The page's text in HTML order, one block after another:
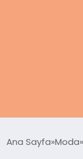
Ana Sayfa Moda